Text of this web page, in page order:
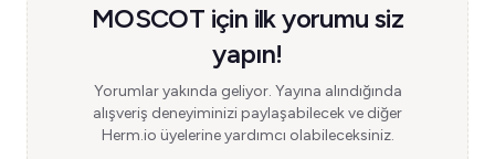
MOSCOT için ilk yorumu siz
yapın!
Yorumlar yakında geliyor. Yayına alındığında
alışveriş deneyiminizi paylaşabilecek ve diğer
Herm.io üyelerine yardımcı olabileceksiniz.